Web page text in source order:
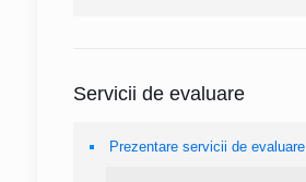
Servicii de evaluare
Prezentare servicii de evaluare